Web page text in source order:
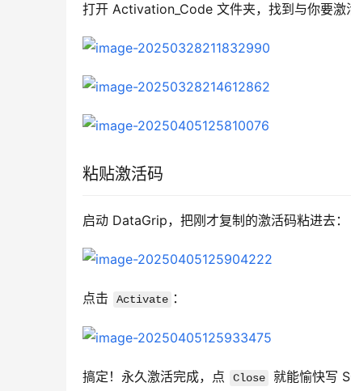
打开 Activation_Code 文件夹，找到与你要激
粘贴激活码
启动 DataGrip，把刚才复制的激活码粘进去：
点击 Activate ：
搞定！永久激活完成，点 Close
就能愉快写